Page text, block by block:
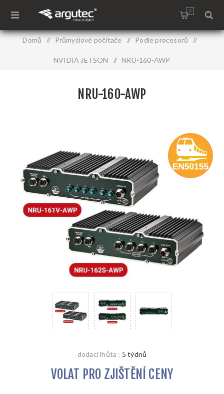
0
Domů / Průmyslové počítače / Podle procesorů /
NVIDIA JETSON / NRU-160-AWP
NRU-160-AWP
dodací lhůta : 5 týdnů
VOLAT PRO ZJIŠTĚNÍ CENY